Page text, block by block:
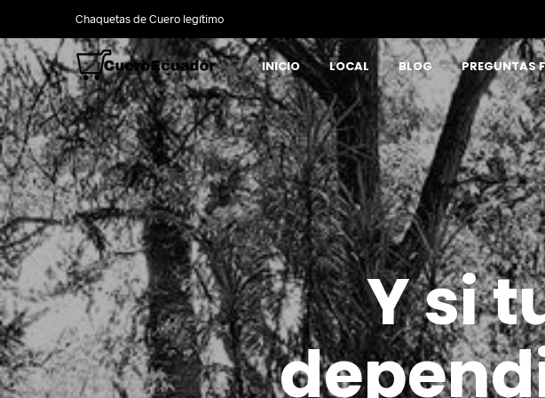
Chaquetas de Cuero legítimo
INICIO LOCAL BLOG PREGUNTAS
Y si